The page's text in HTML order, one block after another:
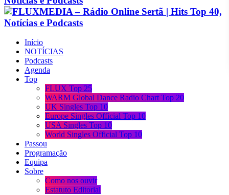
Início
NOTÍCIAS
Podcasts
Agenda
Top
FLUX Top 25
WARM Global Dance Radio Chart Top 20
UK Singles Top 10
Europe Singles Official Top 10
USA Singles Top 10
World Singles Official Top 10
Passou
Programação
Equipa
Sobre
Como nos ouvir
Estatuto Editorial